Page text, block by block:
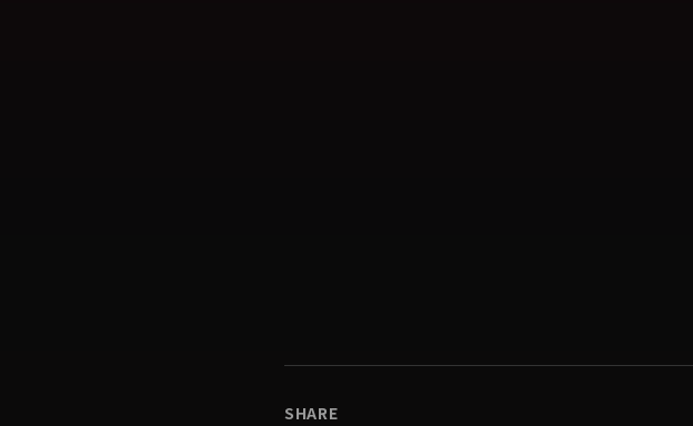
SHARE